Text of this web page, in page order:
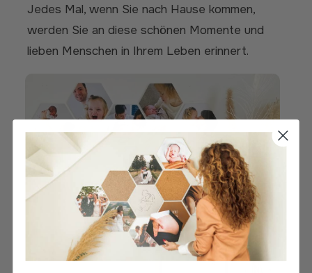
Jedes Mal, wenn Sie nach Hause kommen,
werden Sie an diese schönen Momente und
lieben Menschen in Ihrem Leben erinnert.